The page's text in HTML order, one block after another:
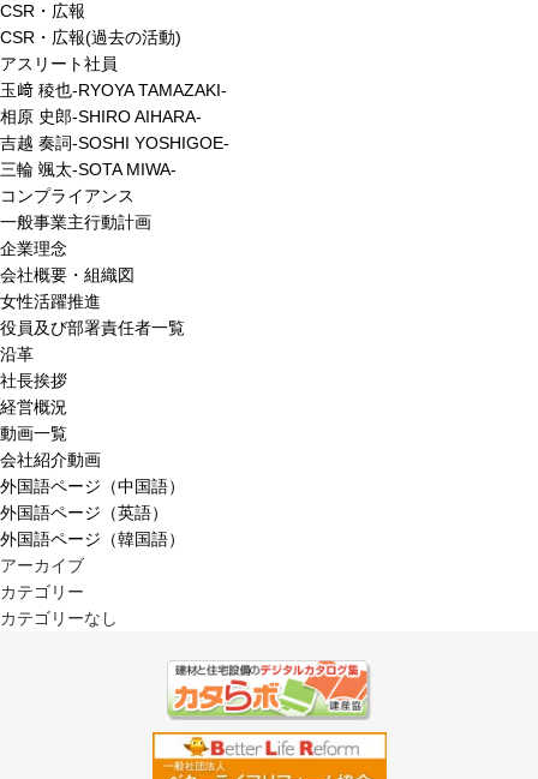
CSR・広報
CSR・広報(過去の活動)
アスリート社員
玉﨑 稜也-RYOYA TAMAZAKI-
相原 史郎-SHIRO AIHARA-
吉越 奏詞-SOSHI YOSHIGOE-
三輪 颯太-SOTA MIWA-
コンプライアンス
一般事業主行動計画
企業理念
会社概要・組織図
女性活躍推進
役員及び部署責任者一覧
沿革
社長挨拶
経営概況
動画一覧
会社紹介動画
外国語ページ（中国語）
外国語ページ（英語）
外国語ページ（韓国語）
アーカイブ
カテゴリー
カテゴリーなし